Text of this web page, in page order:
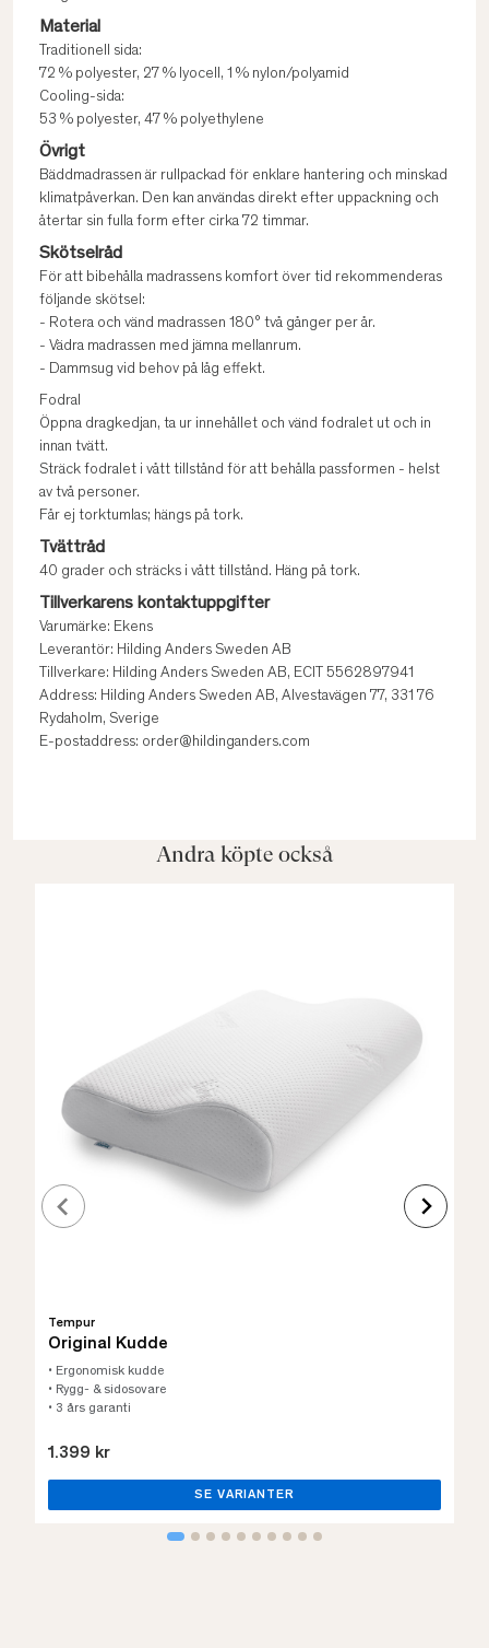
Material
Traditionell sida:
72 % polyester, 27 % lyocell, 1 % nylon/polyamid
Cooling-sida:
53 % polyester, 47 % polyethylene
Övrigt
Bäddmadrassen är rullpackad för enklare hantering och minskad
klimatpåverkan. Den kan användas direkt efter uppackning och
återtar sin fulla form efter cirka 72 timmar.
Skötselråd
För att bibehålla madrassens komfort över tid rekommenderas
följande skötsel:
- Rotera och vänd madrassen 180° två gånger per år.
- Vädra madrassen med jämna mellanrum.
- Dammsug vid behov på låg effekt.
Fodral
Öppna dragkedjan, ta ur innehållet och vänd fodralet ut och in
innan tvätt.
Sträck fodralet i vått tillstånd för att behålla passformen - helst
av två personer.
Får ej torktumlas; hängs på tork.
Tvättråd
40 grader och sträcks i vått tillstånd. Häng på tork.
Tillverkarens kontaktuppgifter
Varumärke: Ekens
Leverantör: Hilding Anders Sweden AB
Tillverkare: Hilding Anders Sweden AB, ECIT 5562897941
Address: Hilding Anders Sweden AB, Alvestavägen 77, 331 76
Rydaholm, Sverige
E-postaddress: order@hildinganders.com
Andra köpte också
Tempur
Original Kudde
• Ergonomisk kudde
• Rygg- & sidosovare
• 3 års garanti
1.399 kr
SE VARIANTER